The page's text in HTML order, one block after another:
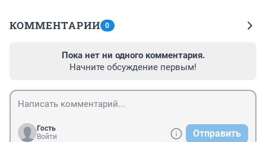
КОММЕНТАРИИ 0
Пока нет ни одного комментария.
Начните обсуждение первым!
Гость
Войти
Отправить